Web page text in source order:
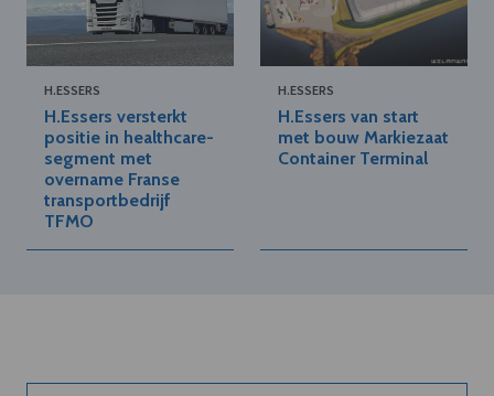
H.ESSERS
H.Essers versterkt
positie in healthcare-
segment met
overname Franse
transportbedrijf
TFMO
H.ESSERS
H.Essers van start
met bouw Markiezaat
Container Terminal